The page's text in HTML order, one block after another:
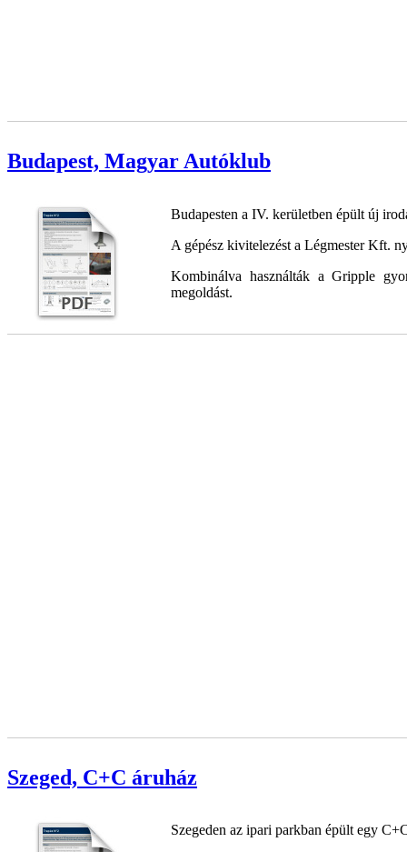
Budapest, Magyar Autóklub
Budapesten a IV. kerületben épült új
A gépész kivitelezést a Légmester Kft.
Kombinálva használták a Gripple
megoldást.
Szeged, C+C áruház
Szegeden az ipari parkban épült egy